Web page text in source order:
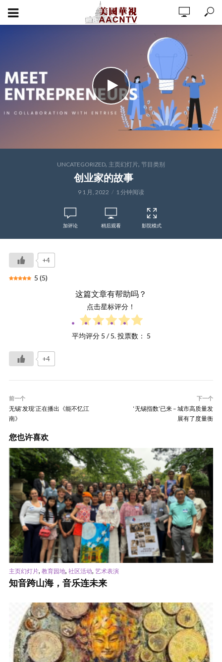
UNCATEGORIZED, 主页幻灯片, 节目类别
创业家的故事
9 1 月, 2022 1 分钟阅读
加评论 稍后观看 影院模式
+4
5 (5)
这篇文章有帮助吗？
点击星标评分！
平均评分 5 / 5. 投票数： 5
+4
前一个
无锡‘发现’正在播出《能不忆江
南》
下一个
‘无锡指数’已来 – 城市高质量发
展有了度量衡
您也许喜欢
主页幻灯片, 教育园地, 社区活动, 艺术表演
知音跨山海，音乐连未来